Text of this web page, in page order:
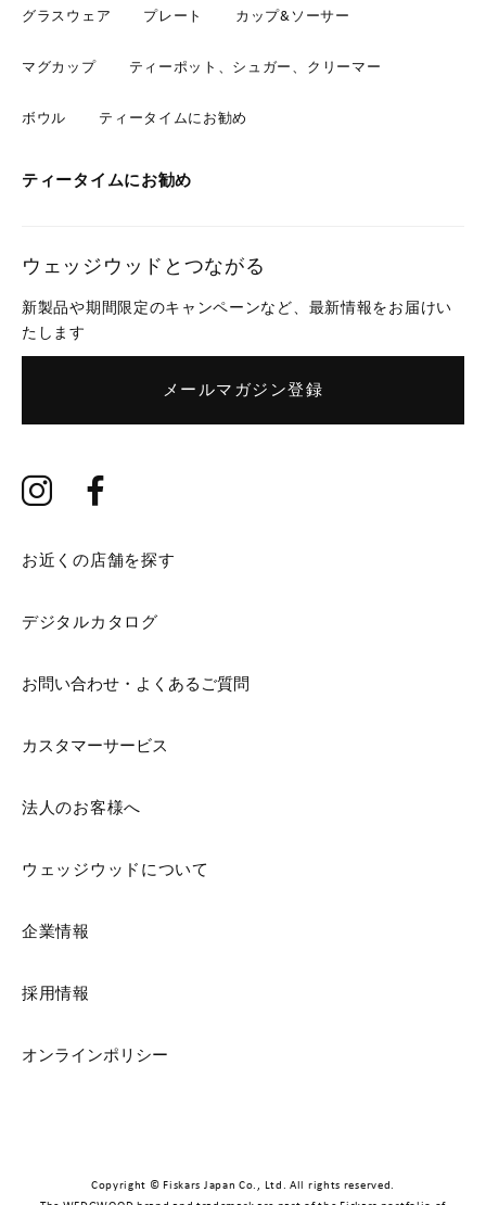
グラスウェア プレート カップ&ソーサー
マグカップ ティーポット、シュガー、クリーマー
ボウル ティータイムにお勧め
ティータイムにお勧め
ウェッジウッドとつながる
新製品や期間限定のキャンペーンなど、最新情報をお届けい
たします
メールマガジン登録
お近くの店舗を探す
デジタルカタログ
お問い合わせ・よくあるご質問
カスタマーサービス
法人のお客様へ
ウェッジウッドについて
企業情報
採用情報
オンラインポリシー
Copyright © Fiskars Japan Co., Ltd. All rights reserved.